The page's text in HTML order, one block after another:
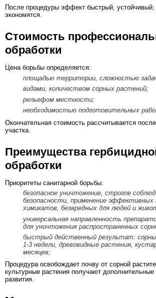
После процедуры эффект быстрый,
экономятся.
Стоимость
обработки
Цена борьбы определяется:
площадью территории, сложностью
видами, количеством сорных растений;
рельефом местности;
необходимостью подготовительных
Окончательная стоимость рассчитывается
участка.
Преимущества
обработки
Приоритеты санитарной борьбы:
безопасное уничтожение, строгое
безопасности, применение эффективных
химикатов, безвредных для людей и
универсальная направленность
для уничтожения распространенных
быстрый действенный результат:
1-3 недели, древовидные растения,
месяцев;
Процедура освобождает почву от сорной
культурные растения получают
развития.